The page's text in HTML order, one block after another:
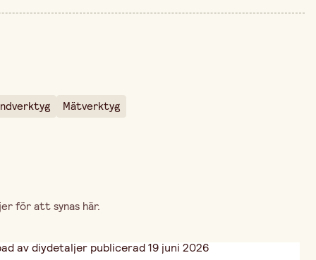
Mätverktyg
för att synas här.